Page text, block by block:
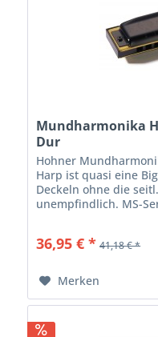
Mundharmonika
Dur
Hohner
Harp ist quasi eine
Deckeln ohne die
unempfindlich. MS-
36,95 € * 41,18 € *
Merken